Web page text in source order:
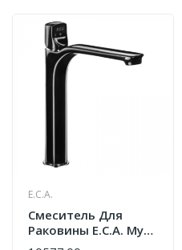
E.C.A.
Cмеситель Для
Раковины E.C.A. Myra
230 104508984EX